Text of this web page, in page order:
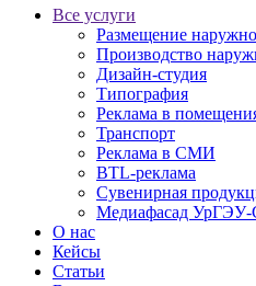
Все услуги
Размещение
Производство
Дизайн-студия
Типография
Реклама в
Транспорт
Реклама в СМИ
BTL-реклама
Сувенирная
Медиафасад
О нас
Кейсы
Статьи